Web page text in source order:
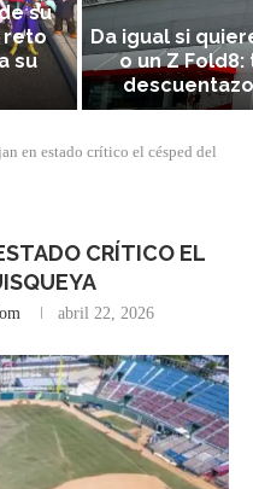
su
reto
su
Da igual si
o un Z
en estado crítico el césped del
CRÍTICO EL
abril 22, 2026